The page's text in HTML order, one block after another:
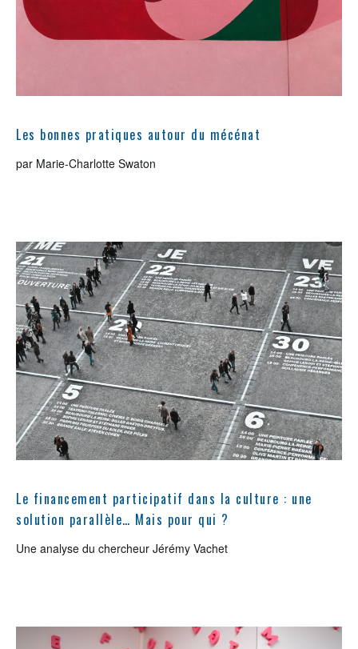
Les bonnes pratiques autour du mécénat
par Marie-Charlotte Swaton
Le financement participatif dans la culture : une
solution parallèle… Mais pour qui ?
Une analyse du chercheur Jérémy Vachet